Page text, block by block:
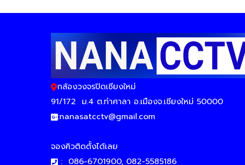
กล้องวงจรปิดเชียงใหม่
91/172 ม.4 ต.ท่าศาลา อ.เมืองจ.เชียงใหม่ 50000
:nanasatcctv@gmail.com
จองคิวติดตั้งได้เลย
: 086-6701900, 082-5585186